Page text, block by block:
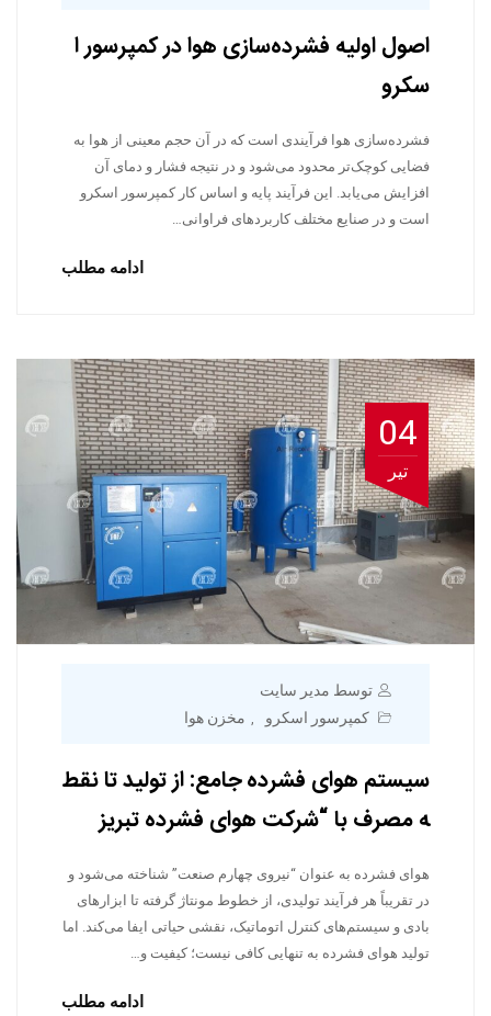
اصول اولیه فشرده‌سازی هوا در کمپرسور ا
سکرو
فشرده‌سازی هوا فرآیندی است که در آن حجم معینی از هوا به
فضایی کوچک‌تر محدود می‌شود و در نتیجه فشار و دمای آن
افزایش می‌یابد. این فرآیند پایه و اساس کار کمپرسور اسکرو
است و در صنایع مختلف کاربردهای فراوانی…
ادامه مطلب
04
تیر
توسط مدیر سایت
کمپرسور اسکرو
مخزن هوا
سیستم هوای فشرده جامع: از تولید تا نقط
ه مصرف با “شرکت هوای فشرده تبریز
هوای فشرده به عنوان “نیروی چهارم صنعت” شناخته می‌شود و
در تقریباً هر فرآیند تولیدی، از خطوط مونتاژ گرفته تا ابزارهای
بادی و سیستم‌های کنترل اتوماتیک، نقشی حیاتی ایفا می‌کند. اما
تولید هوای فشرده به تنهایی کافی نیست؛ کیفیت و…
ادامه مطلب